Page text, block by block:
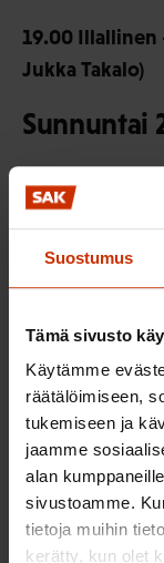
Suostumus
Tämä sivusto
Käytämme
räätälöimiseen,
tukemiseen ja
jaamme
alan
sivustoamme.
tietoja muihin
kerätty, kun olet
19.00 Illallinen
Jukka Takalo)
Sunnuntai
10.00
Panelisteina
12.00
päättynyt!
Tilaisuus on
jäsenille.
Tarkemmat